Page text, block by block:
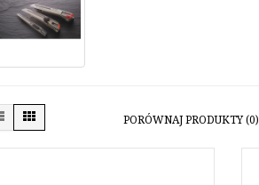
PORÓWNAJ PRODUKTY (0)